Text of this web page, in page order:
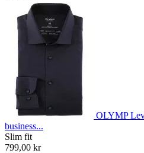
OLYMP
business...
Slim fit
799,00 kr